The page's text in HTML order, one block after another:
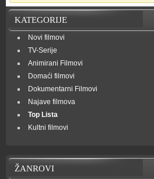
KATEGORIJE
Novi filmovi
TV-Serije
Animirani Filmovi
Domaći filmovi
Dokumentarni Filmovi
Najave filmova
Top Lista
Kultni filmovi
ŽANROVI